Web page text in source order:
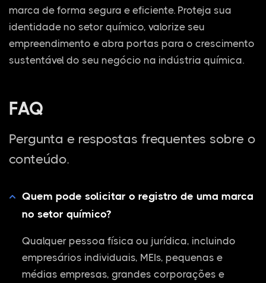
marca de forma segura e eficiente. Proteja sua
identidade no setor químico, valorize seu
empreendimento e abra portas para o crescimento
sustentável do seu negócio na indústria química.
FAQ
Pergunta e respostas frequentes sobre o
conteúdo.
Quem pode solicitar o registro de uma marca
no setor químico?
Qualquer pessoa física ou jurídica, incluindo
empresários individuais, MEIs, pequenas e
médias empresas, grandes corporações e